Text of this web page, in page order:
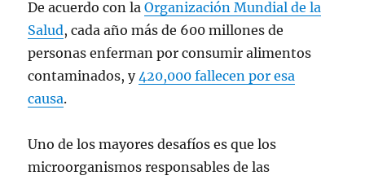
De acuerdo con laOrganización Mundial de la
Salud, cada año más de 600 millones de
personas enferman por consumir alimentos
contaminados, y 420,000 fallecen por esa
causa.
Uno de los mayores desafíos es que los
microorganismos responsables de las